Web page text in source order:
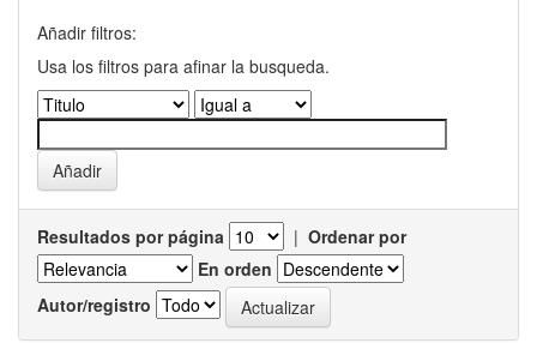
Añadir filtros:
Usa los filtros para afinar la busqueda.
Resultados por página | Ordenar por
En orden
Autor/registro